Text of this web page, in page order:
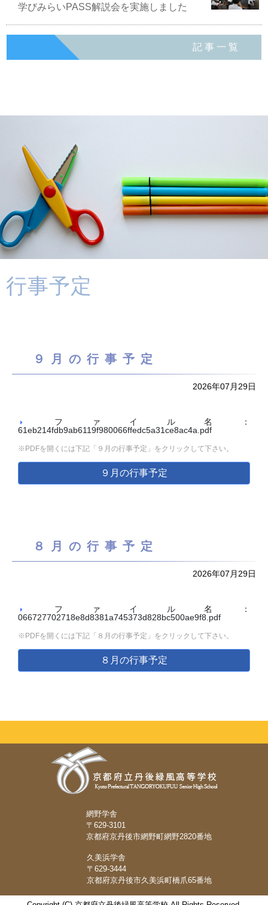
学びみらいPASS解説会を実施しました
記事一覧
行事予定
９月の行事予定
2026年07月29日
ファイル名：
61eb214fdb9ab6119f980066ffedc5a31ce8ac4a.pdf
※PDFを開くには下記「９月の行事予定」をクリックして下さい。
９月の行事予定
８月の行事予定
2026年07月29日
ファイル名：
066727702718e8d8381a745373d828bc500ae9f8.pdf
※PDFを開くには下記「８月の行事予定」をクリックして下さい。
８月の行事予定
網野学舎
〒629-3101
京都府京丹後市網野町網野2820番地
久美浜学舎
〒629-3444
京都府京丹後市久美浜町橋爪65番地